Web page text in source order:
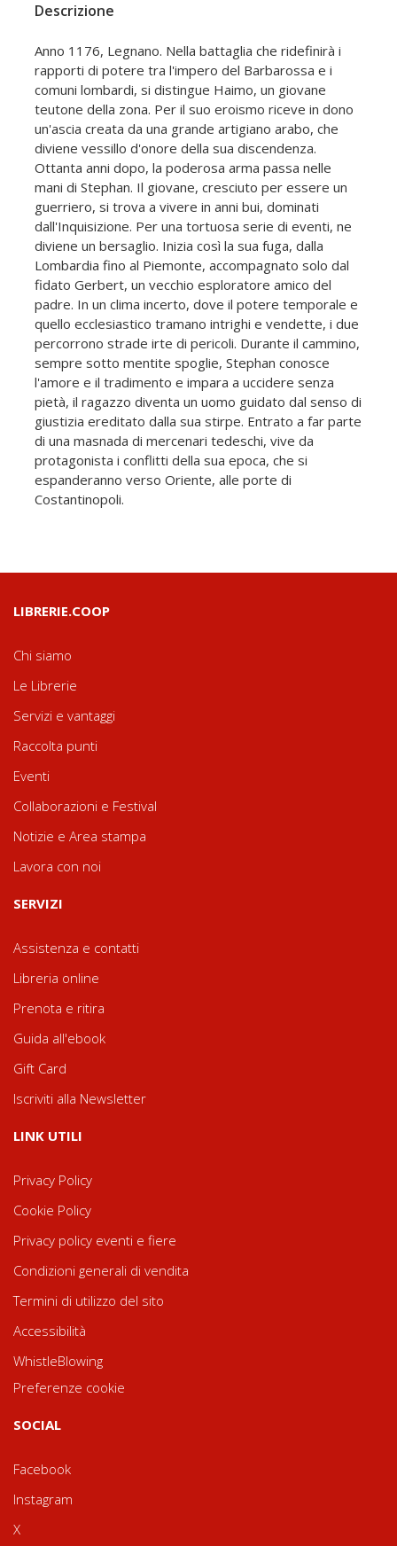
Descrizione
Anno 1176, Legnano. Nella battaglia che ridefinirà i
rapporti di potere tra l'impero del Barbarossa e i
comuni lombardi, si distingue Haimo, un giovane
teutone della zona. Per il suo eroismo riceve in dono
un'ascia creata da una grande artigiano arabo, che
diviene vessillo d'onore della sua discendenza.
Ottanta anni dopo, la poderosa arma passa nelle
mani di Stephan. Il giovane, cresciuto per essere un
guerriero, si trova a vivere in anni bui, dominati
dall'Inquisizione. Per una tortuosa serie di eventi, ne
diviene un bersaglio. Inizia così la sua fuga, dalla
Lombardia fino al Piemonte, accompagnato solo dal
fidato Gerbert, un vecchio esploratore amico del
padre. In un clima incerto, dove il potere temporale e
quello ecclesiastico tramano intrighi e vendette, i due
percorrono strade irte di pericoli. Durante il cammino,
sempre sotto mentite spoglie, Stephan conosce
l'amore e il tradimento e impara a uccidere senza
pietà, il ragazzo diventa un uomo guidato dal senso di
giustizia ereditato dalla sua stirpe. Entrato a far parte
di una masnada di mercenari tedeschi, vive da
protagonista i conflitti della sua epoca, che si
espanderanno verso Oriente, alle porte di
Costantinopoli.
LIBRERIE.COOP
Chi siamo
Le Librerie
Servizi e vantaggi
Raccolta punti
Eventi
Collaborazioni e Festival
Notizie e Area stampa
Lavora con noi
SERVIZI
Assistenza e contatti
Libreria online
Prenota e ritira
Guida all'ebook
Gift Card
Iscriviti alla Newsletter
LINK UTILI
Privacy Policy
Cookie Policy
Privacy policy eventi e fiere
Condizioni generali di vendita
Termini di utilizzo del sito
Accessibilità
WhistleBlowing
Preferenze cookie
SOCIAL
Facebook
Instagram
X